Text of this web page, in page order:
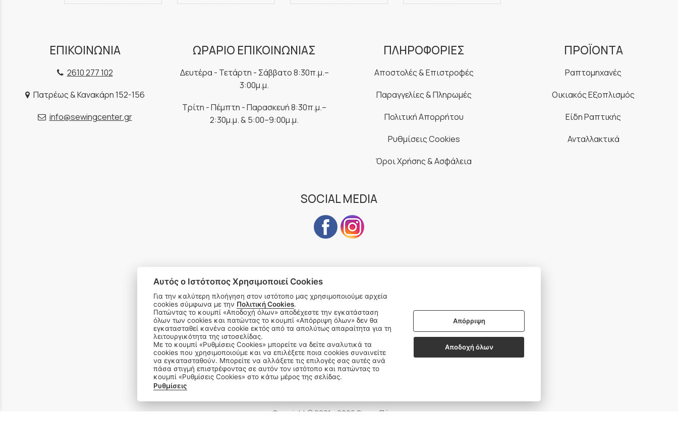
ΕΠΙΚΟΙΝΩΝΙΑ
2610 277 102
Πατρέως & Κανακάρη 152-156
info@sewingcenter.gr
ΩΡΑΡΙΟ ΕΠΙΚΟΙΝΩΝΙΑΣ
Δευτέρα - Τετάρτη - Σάββατο 8:30π.μ.–
3:00μ.μ.
Τρίτη - Πέμπτη - Παρασκευή 8:30π.μ.–
2:30μ.μ. & 5:00–9:00μ.μ.
ΠΛΗΡΟΦΟΡΙΕΣ
Αποστολές & Επιστροφές
Παραγγελίες & Πληρωμές
Πολιτική Απορρήτου
Ρυθμίσεις Cookies
Όροι Χρήσης & Ασφάλεια
ΠΡΟΪΟΝΤΑ
Ραπτομηχανές
Οικιακός Εξοπλισμός
Είδη Ραπτικής
Ανταλλακτικά
SOCIAL MEDIA
Subscribe to our Newsletter
email address SUBSCRIBE
Δεχόμαστε όλες τις πιστωτικές κάρτες:
Copyright © 2021 - 2026 Singer Πάτρας
Αυτός ο Ιστότοπος Χρησιμοποιεί Cookies
Για την καλύτερη πλοήγηση στον ιστότοπο μας χρησιμοποιούμε αρχεία
cookies σύμφωνα με την Πολιτική Cookies.
Πατώντας το κουμπί «Αποδοχή όλων» αποδέχεστε την εγκατάσταση
όλων των cookies και πατώντας το κουμπί «Απόρριψη όλων» δεν θα
εγκατασταθεί κανένα cookie εκτός από τα απολύτως απαραίτητα για τη
λειτουργικότητα της ιστοσελίδας.
Με το κουμπί «Ρυθμίσεις Cookies» μπορείτε να δείτε αναλυτικά τα
cookies που χρησιμοποιούμε και να επιλέξετε ποια cookies συναινείτε
να εγκατασταθούν. Μπορείτε να αλλάξετε τις επιλογές σας αυτές ανά
πάσα στιγμή επιστρέφοντας σε αυτόν τον ιστότοπο και πατώντας το
κουμπί «Ρυθμίσεις Cookies» στο κάτω μέρος της σελίδας.
Ρυθμίσεις
Απόρριψη
Αποδοχή όλων